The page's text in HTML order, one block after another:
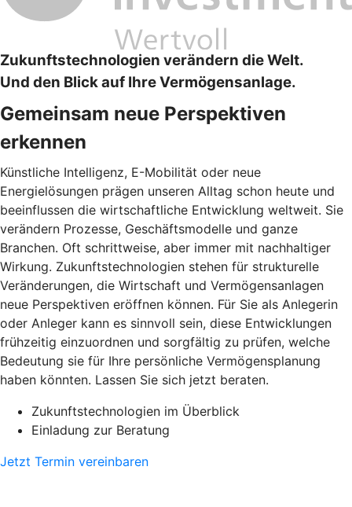
Zukunftstechnologien verändern die Welt.
Und den Blick auf Ihre Vermögensanlage.
Gemeinsam neue Perspektiven
erkennen
Künstliche Intelligenz, E-Mobilität oder neue
Energielösungen prägen unseren Alltag schon heute und
beeinflussen die wirtschaftliche Entwicklung weltweit. Sie
verändern Prozesse, Geschäftsmodelle und ganze
Branchen. Oft schrittweise, aber immer mit nachhaltiger
Wirkung. Zukunftstechnologien stehen für strukturelle
Veränderungen, die Wirtschaft und Vermögensanlagen
neue Perspektiven eröffnen können. Für Sie als Anlegerin
oder Anleger kann es sinnvoll sein, diese Entwicklungen
frühzeitig einzuordnen und sorgfältig zu prüfen, welche
Bedeutung sie für Ihre persönliche Vermögensplanung
haben könnten. Lassen Sie sich jetzt beraten.
Zukunftstechnologien im Überblick
Einladung zur Beratung
Jetzt Termin vereinbaren